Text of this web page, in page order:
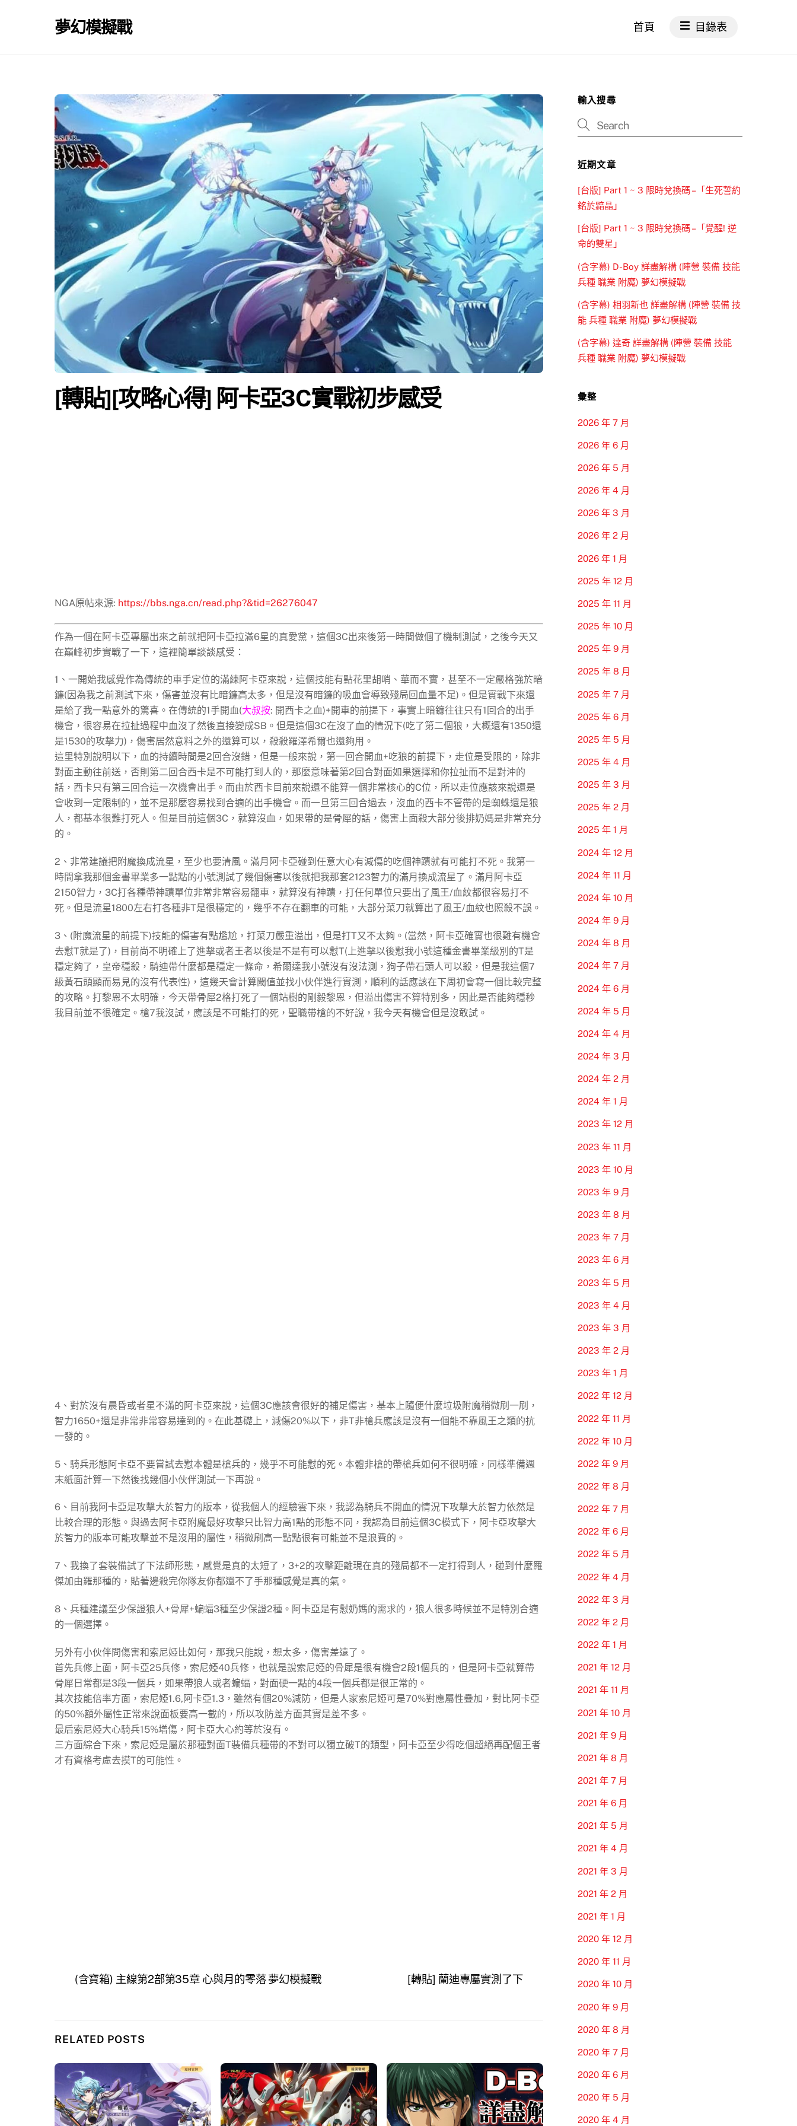
夢幻模擬戰 首頁 目錄表
[轉貼][攻略心得] 阿卡亞3C實戰初步感受
NGA原帖來源: https://bbs.nga.cn/read.php?&tid=26276047
作為一個在阿卡亞專屬出來之前就把阿卡亞拉滿6星的真愛黨，這個3C出來後第一時間做個了機制測試，之後今天又
在巔峰初步實戰了一下，這裡簡單談談感受：
1、一開始我感覺作為傳統的車手定位的滿練阿卡亞來說，這個技能有點花里胡哨、華而不實，甚至不一定嚴格強於暗
鐮(因為我之前測試下來，傷害並沒有比暗鐮高太多，但是沒有暗鐮的吸血會導致殘局回血量不足)。但是實戰下來還
是給了我一點意外的驚喜。在傳統的1手開血(大叔按: 開西卡之血)+開車的前提下，事實上暗鐮往往只有1回合的出手
機會，很容易在拉扯過程中血沒了然後直接變成SB。但是這個3C在沒了血的情況下(吃了第二個狼，大概還有1350還
是1530的攻擊力)，傷害居然意料之外的還算可以，殺殺羅澤希爾也還夠用。
這里特別說明以下，血的持續時間是2回合沒錯，但是一般來說，第一回合開血+吃狼的前提下，走位是受限的，除非
對面主動往前送，否則第二回合西卡是不可能打到人的，那麼意味著第2回合對面如果選擇和你拉扯而不是對沖的
話，西卡只有第三回合這一次機會出手。而由於西卡目前來說還不能算一個非常核心的C位，所以走位應該來說還是
會收到一定限制的，並不是那麼容易找到合適的出手機會。而一旦第三回合過去，沒血的西卡不管帶的是蜘蛛還是狼
人，都基本很難打死人。但是目前這個3C，就算沒血，如果帶的是骨犀的話，傷害上面殺大部分後排奶媽是非常充分
的。
2、非常建議把附魔換成流星，至少也要清風。滿月阿卡亞碰到任意大心有減傷的吃個神蹟就有可能打不死。我第一
時間拿我那個金書畢業多一點點的小號測試了幾個傷害以後就把我那套2123智力的滿月換成流星了。滿月阿卡亞
2150智力，3C打各種帶神蹟單位非常非常容易翻車，就算沒有神蹟，打任何單位只要出了風王/血紋都很容易打不
死。但是流星1800左右打各種非T是很穩定的，幾乎不存在翻車的可能，大部分菜刀就算出了風王/血紋也照殺不誤。
3、(附魔流星的前提下)技能的傷害有點尷尬，打菜刀嚴重溢出，但是打T又不太夠。(當然，阿卡亞確實也很難有機會
去懟T就是了)，目前尚不明確上了進擊或者王者以後是不是有可以懟T(上進擊以後懟我小號這種金書畢業級別的T是
穩定夠了，皇帝穩殺，騎迪帶什麼都是穩定一條命，希爾達我小號沒有沒法測，狗子帶石頭人可以殺，但是我這個7
級黃石頭顯而易見的沒有代表性)，這幾天會計算閾值並找小伙伴進行實測，順利的話應該在下周初會寫一個比較完整
的攻略。打黎恩不太明確，今天帶骨犀2格打死了一個站樹的剛毅黎恩，但溢出傷害不算特別多，因此是否能夠穩秒
我目前並不很確定。槍7我沒試，應該是不可能打的死，聖職帶槍的不好說，我今天有機會但是沒敢試。
4、對於沒有晨昏或者星不滿的阿卡亞來說，這個3C應該會很好的補足傷害，基本上隨便什麼垃圾附魔稍微刷一刷，
智力1650+還是非常非常容易達到的。在此基礎上，減傷20%以下，非T非槍兵應該是沒有一個能不靠風王之類的抗
一發的。
5、騎兵形態阿卡亞不要嘗試去懟本體是槍兵的，幾乎不可能懟的死。本體非槍的帶槍兵如何不很明確，同樣準備週
末紙面計算一下然後找幾個小伙伴測試一下再說。
6、目前我阿卡亞是攻擊大於智力的版本，從我個人的經驗雲下來，我認為騎兵不開血的情況下攻擊大於智力依然是
比較合理的形態。與過去阿卡亞附魔最好攻擊只比智力高1點的形態不同，我認為目前這個3C模式下，阿卡亞攻擊大
於智力的版本可能攻擊並不是沒用的屬性，稍微刷高一點點很有可能並不是浪費的。
7、我換了套裝備試了下法師形態，感覺是真的太短了，3+2的攻擊距離現在真的殘局都不一定打得到人，碰到什麼羅
傑加由羅那種的，貼著邊殺完你隊友你都還不了手那種感覺是真的氣。
8、兵種建議至少保證狼人+骨犀+蝙蝠3種至少保證2種。阿卡亞是有懟奶媽的需求的，狼人很多時候並不是特別合適
的一個選擇。
另外有小伙伴問傷害和索尼婭比如何，那我只能說，想太多，傷害差遠了。
首先兵修上面，阿卡亞25兵修，索尼婭40兵修，也就是說索尼婭的骨犀是很有機會2段1個兵的，但是阿卡亞就算帶
骨犀日常都是3段一個兵，如果帶狼人或者蝙蝠，對面硬一點的4段一個兵都是很正常的。
其次技能倍率方面，索尼婭1.6,阿卡亞1.3，雖然有個20%減防，但是人家索尼婭可是70%對應屬性疊加，對比阿卡亞
的50%額外屬性正常來說面板要高一截的，所以攻防差方面其實是差不多。
最后索尼婭大心騎兵15%增傷，阿卡亞大心約等於沒有。
三方面綜合下來，索尼婭是屬於那種對面T裝備兵種帶的不對可以獨立破T的類型，阿卡亞至少得吃個超絕再配個王者
才有資格考慮去摸T的可能性。
(含寶箱) 主線第2部第35章 心與月的零落 夢幻模擬戰 [轉貼] 蘭迪專屬實測了下
RELATED POSTS
輸入搜尋
近期文章
[台版] Part 1 ~ 3 限時兌換碼 –「生死誓約
銘於黯晶」
[台版] Part 1 ~ 3 限時兌換碼 –「覺醒! 逆
命的雙星」
(含字幕) D-Boy 詳盡解構 (陣營 裝備 技能
兵種 職業 附魔) 夢幻模擬戰
(含字幕) 相羽新也 詳盡解構 (陣營 裝備 技
能 兵種 職業 附魔) 夢幻模擬戰
(含字幕) 達奇 詳盡解構 (陣營 裝備 技能
兵種 職業 附魔) 夢幻模擬戰
彙整
2026 年 7 月
2026 年 6 月
2026 年 5 月
2026 年 4 月
2026 年 3 月
2026 年 2 月
2026 年 1 月
2025 年 12 月
2025 年 11 月
2025 年 10 月
2025 年 9 月
2025 年 8 月
2025 年 7 月
2025 年 6 月
2025 年 5 月
2025 年 4 月
2025 年 3 月
2025 年 2 月
2025 年 1 月
2024 年 12 月
2024 年 11 月
2024 年 10 月
2024 年 9 月
2024 年 8 月
2024 年 7 月
2024 年 6 月
2024 年 5 月
2024 年 4 月
2024 年 3 月
2024 年 2 月
2024 年 1 月
2023 年 12 月
2023 年 11 月
2023 年 10 月
2023 年 9 月
2023 年 8 月
2023 年 7 月
2023 年 6 月
2023 年 5 月
2023 年 4 月
2023 年 3 月
2023 年 2 月
2023 年 1 月
2022 年 12 月
2022 年 11 月
2022 年 10 月
2022 年 9 月
2022 年 8 月
2022 年 7 月
2022 年 6 月
2022 年 5 月
2022 年 4 月
2022 年 3 月
2022 年 2 月
2022 年 1 月
2021 年 12 月
2021 年 11 月
2021 年 10 月
2021 年 9 月
2021 年 8 月
2021 年 7 月
2021 年 6 月
2021 年 5 月
2021 年 4 月
2021 年 3 月
2021 年 2 月
2021 年 1 月
2020 年 12 月
2020 年 11 月
2020 年 10 月
2020 年 9 月
2020 年 8 月
2020 年 7 月
2020 年 6 月
2020 年 5 月
2020 年 4 月